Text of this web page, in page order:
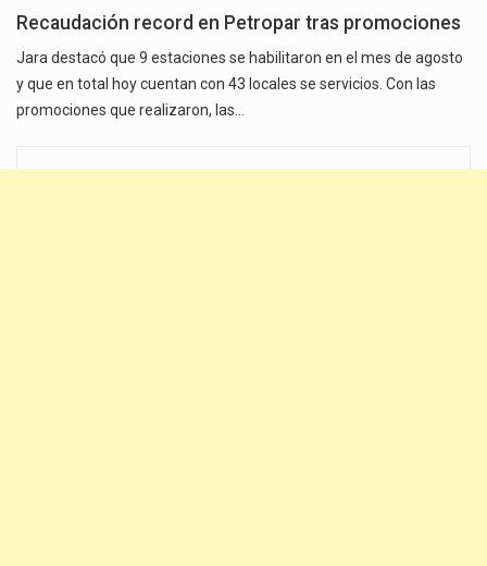
Recaudación record en Petropar tras promociones
Jara destacó que 9 estaciones se habilitaron en el mes de agosto
y que en total hoy cuentan con 43 locales se servicios. Con las
promociones que realizaron, las…